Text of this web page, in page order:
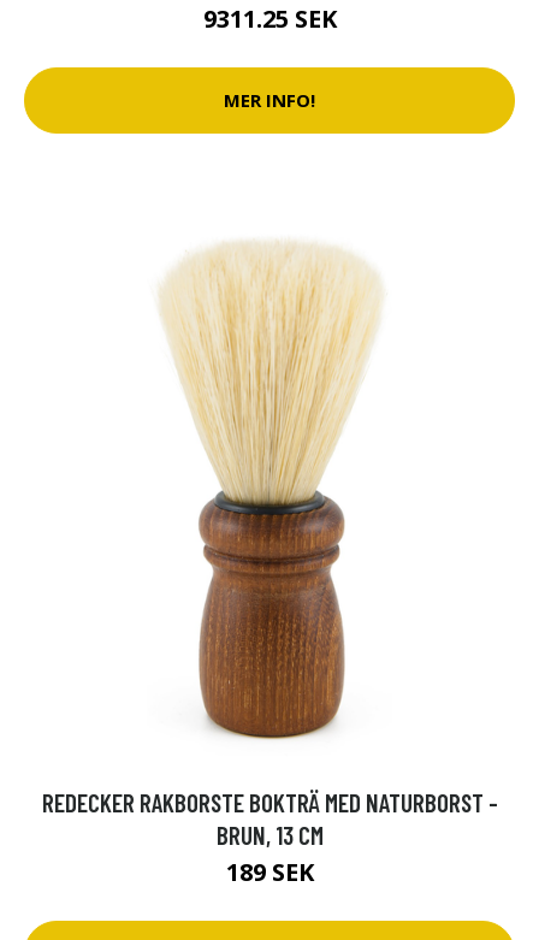
9311.25 SEK
MER INFO!
REDECKER RAKBORSTE BOKTRÄ MED NATURBORST -
BRUN, 13 CM
189 SEK